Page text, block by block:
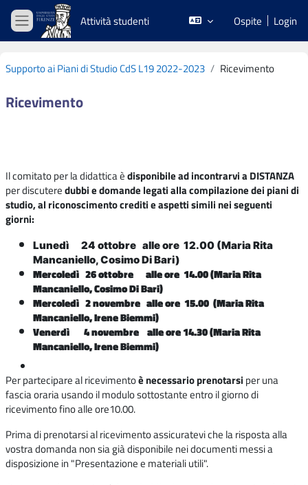
Vai al contenuto principale
Pannello laterale
Attività studenti Ospite Login
Supporto ai Piani di Studio CdS L19 2022-2023 Ricevimento
Ricevimento
Il comitato per la didattica èdisponibile ad incontrarvi aDISTANZA
per discuteredubbi e domande legati alla compilazione dei piani di
studio, al riconoscimento crediti e aspetti simili nei seguenti
giorni:
Lunedì 24 ottobre alle ore 12.00 (Maria Rita
Mancaniello, Cosimo Di Bari)
Mercoledì 26 ottobre alle ore 14.00(Maria Rita
Mancaniello, Cosimo Di Bari)
Mercoledì 2 novembre alle ore 15.00 (Maria Rita
Mancaniello, Irene Biemmi)
Venerdì 4 novembre alle ore 14.30(Maria Rita
Mancaniello, Irene Biemmi)
Per partecipare al ricevimentoè necessario prenotarsi per una
fascia oraria usando il modulo sottostante entro il giorno di
ricevimento fino alle ore10.00.
Prima di prenotarsi al ricevimento assicuratevi che la risposta alla
vostra domanda non sia già disponibile nei documenti messi a
disposizione in "Presentazione e materiali utili".